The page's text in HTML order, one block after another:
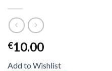
€10.00
Add to Wishlist